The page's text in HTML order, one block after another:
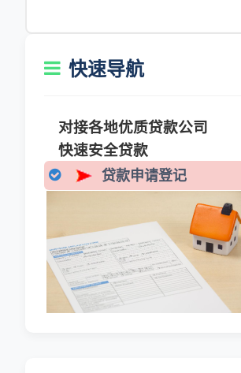
快速导航
对接各地优质贷款公司
快速安全贷款
贷款申请登记